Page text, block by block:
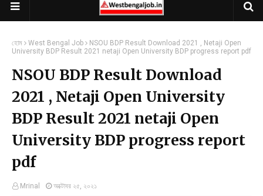
হোম West Bengal Job
NSOU BDP Result Download 2021 , Netaji Open
University BDP Result 2021 netaji Open University BDP progress report pdf
NSOU BDP Result Download
2021 , Netaji Open University
BDP Result 2021 netaji Open
University BDP progress report
pdf
Mrinal অক্টোবর ২৫, ২০২১